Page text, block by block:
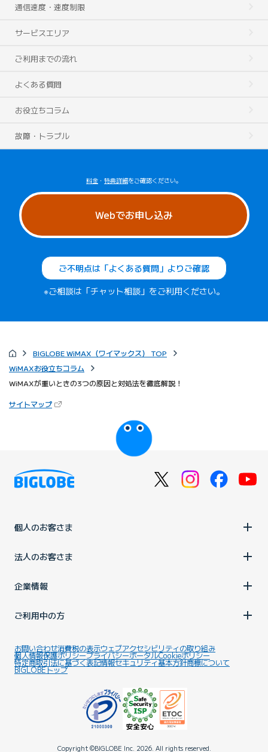
通信速度・速度制限
サービスエリア
ご利用までの流れ
よくある質問
お役立ちコラム
故障・トラブル
料金 ・ 特典詳細をご確認ください。
Webでお申し込み
ご不明点は「よくある質問」よりご確認
※ご相談は「チャット相談」をご利用ください。
BIGLOBE WiMAX（ワイマックス） TOP
WiMAXお役立ちコラム
WiMAXが重いときの3つの原因と対処法を徹底解説！
サイトマップ（新しいタブで開きます）
個人のお客さま
法人のお客さま
企業情報
ご利用中の方
お問い合わせ消費税の表示ウェブアクセシビリティの取り組み
個人情報保護ポリシープライバシーポータルCookieポリシー
特定商取引法に基づく表記情報セキュリティ基本方針商標について
BIGLOBEトップ
Copyright ©BIGLOBE Inc. 2026. All rights reserved.